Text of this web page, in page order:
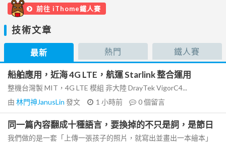
前往 iThome鐵人賽
技術文章
最新 熱門 鐵人賽
船舶應用，近海 4G LTE，航運 Starlink 整合運用
整機台灣製 MIT，4G LTE 模組 非大陸 DrayTek VigorC4...
由 林門神JanusLin 發文 1 小時前 0個留言
同一篇內容翻成十種語言，要換掉的不只是詞，是節日
我們做的是一套「上傳一張孩子的照片，就寫出並畫出一本繪本」